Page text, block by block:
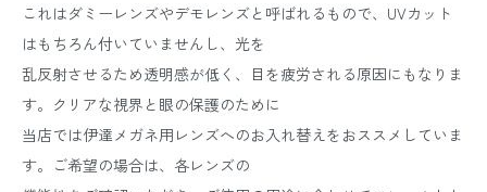
これはダミーレンズやデモレンズと呼ばれるもので、UVカット
はもちろん付いていませんし、光を
乱反射させるため透明感が低く、目を疲労される原因にもなりま
す。クリアな視界と眼の保護のために
当店では伊達メガネ用レンズへのお入れ替えをおススメしていま
す。ご希望の場合は、各レンズの